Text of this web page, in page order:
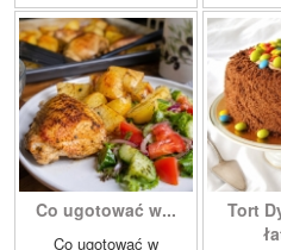
Co ugotować w...
Co ugotować w
Tort